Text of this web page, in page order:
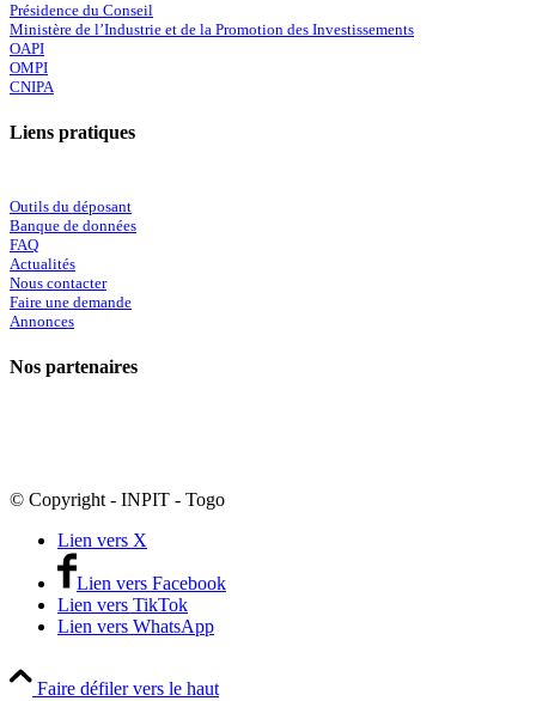
Présidence du Conseil
Ministère de l’Industrie et de la Promotion des Investissements
OAPI
OMPI
CNIPA
Liens pratiques
Outils du déposant
Banque de données
FAQ
Actualités
Nous contacter
Faire une demande
Annonces
Nos partenaires
© Copyright - INPIT - Togo
Lien vers X
Lien vers Facebook
Lien vers TikTok
Lien vers WhatsApp
Faire défiler vers le haut